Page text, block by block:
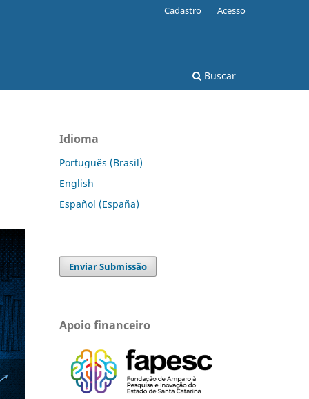
Buscar
Cadastro Acesso
Idioma
Português (Brasil)
English
Español (España)
Enviar Submissão
Apoio financeiro